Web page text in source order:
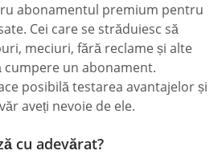
abonamentul premium pentru
Cei care se străduiesc să
meciuri, fără reclame și alte
un abonament.
posibilă testarea avantajelor și
aveți nevoie de ele.
cu adevărat?